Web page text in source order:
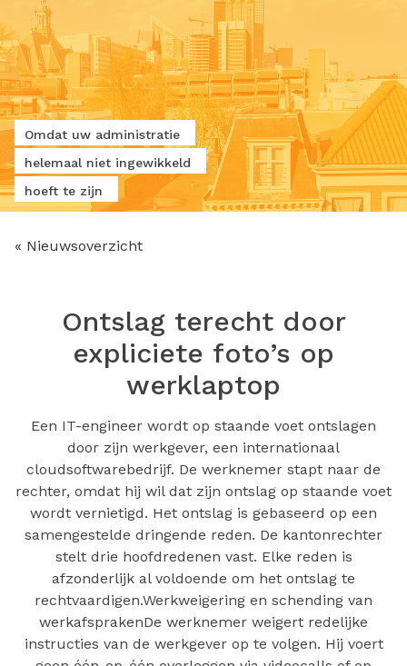
Omdat uw administratie
helemaal niet ingewikkeld
hoeft te zijn
« Nieuwsoverzicht
Ontslag terecht door
expliciete foto’s op
werklaptop
Een IT-engineer wordt op staande voet ontslagen
door zijn werkgever, een internationaal
cloudsoftwarebedrijf. De werknemer stapt naar de
rechter, omdat hij wil dat zijn ontslag op staande voet
wordt vernietigd. Het ontslag is gebaseerd op een
samengestelde dringende reden. De kantonrechter
stelt drie hoofdredenen vast. Elke reden is
afzonderlijk al voldoende om het ontslag te
rechtvaardigen.Werkweigering en schending van
werkafsprakenDe werknemer weigert redelijke
instructies van de werkgever op te volgen. Hij voert